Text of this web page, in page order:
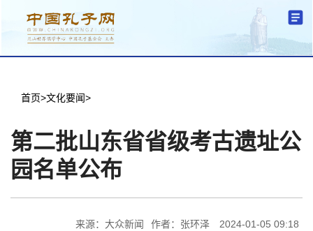
首页>文化要闻>
第二批山东省省级考古遗址公
园名单公布
来源：大众新闻 作者：张环泽 2024-01-05 09:18